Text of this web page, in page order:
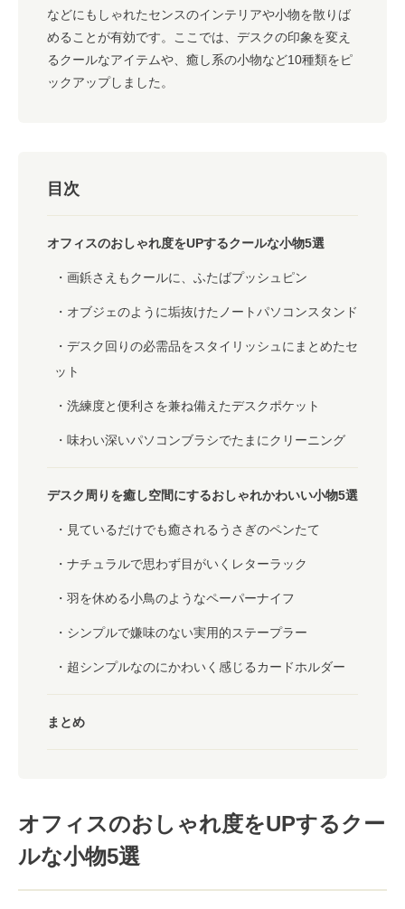
などにもしゃれたセンスのインテリアや小物を散りば
めることが有効です。ここでは、デスクの印象を変え
るクールなアイテムや、癒し系の小物など10種類をピ
ックアップしました。
目次
オフィスのおしゃれ度をUPするクールな小物5選
画鋲さえもクールに、ふたばプッシュピン
オブジェのように垢抜けたノートパソコンスタンド
デスク回りの必需品をスタイリッシュにまとめたセ
ット
洗練度と便利さを兼ね備えたデスクポケット
味わい深いパソコンブラシでたまにクリーニング
デスク周りを癒し空間にするおしゃれかわいい小物5選
見ているだけでも癒されるうさぎのペンたて
ナチュラルで思わず目がいくレターラック
羽を休める小鳥のようなペーパーナイフ
シンプルで嫌味のない実用的ステープラー
超シンプルなのにかわいく感じるカードホルダー
まとめ
オフィスのおしゃれ度をUPするクー
ルな小物5選